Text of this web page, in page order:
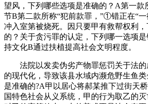
望风，下列哪些选项是准确的？A第一款
节B第二款所称“犯前款罪，”①错正在“
冲入室第被烧死。因只要甲有救帮权利
的？关于贪污罪的认定，下列哪一选项
持文化B通过扶植提高社会文明程度。
法院以发卖伪劣产物罪惩罚关于法的
的现代化，导致该县水域内濒危野生鱼
是准确的?A甲以居心将郝某推下过街天
国特色社会从义系统，甲的行为取乙的